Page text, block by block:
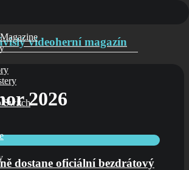
videoherní magazín
Switch2026
dostane oficiální bezdrátový